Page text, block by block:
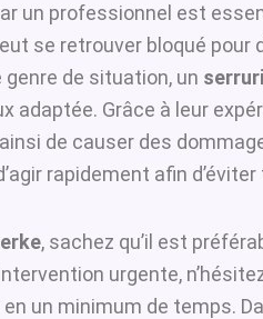
un professionnel est
se retrouver bloqué
de situation, un
adaptée. Grâce à leur
de causer des
rapidement afin
, sachez qu’il est
urgente,
un minimum de temps.